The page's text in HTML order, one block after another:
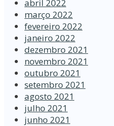
abril 2022
março 2022
fevereiro 2022
janeiro 2022
dezembro 2021
novembro 2021
outubro 2021
setembro 2021
agosto 2021
julho 2021
junho 2021